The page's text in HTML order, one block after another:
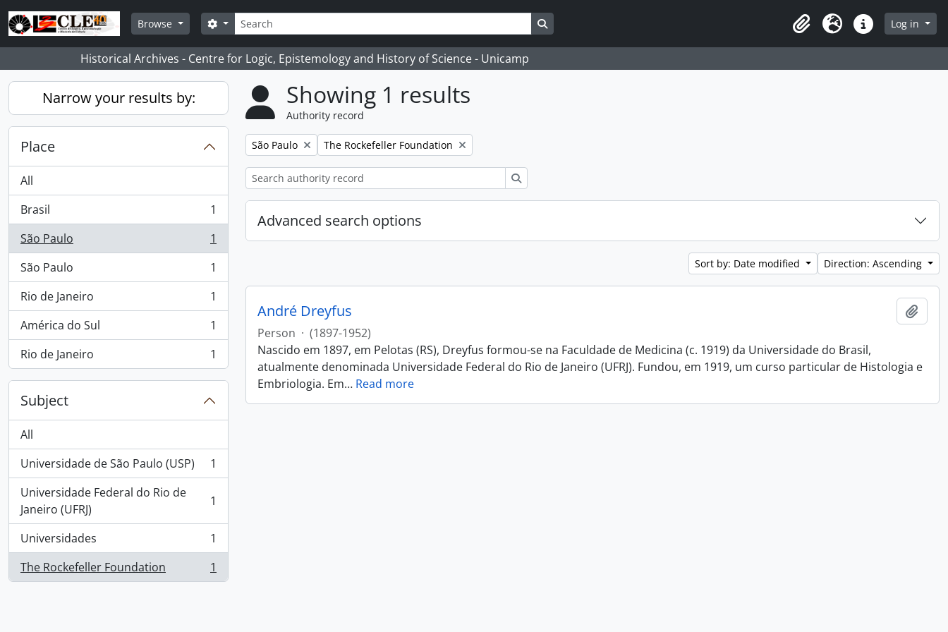
Skip to main content
Browse
Search
Search options
ClipboardLanguageQuick linksLog in
Historical Archives - Centre for Logic, Epistemology and History of Science - Unicamp
Narrow your results by:
Place
All
Brasil
, 1 results
1
São Paulo
, 1 results
1
São Paulo
, 1 results
1
Rio de Janeiro
, 1 results
1
América do Sul
, 1 results
1
Rio de Janeiro
, 1 results 1
Subject
All
Universidade de São Paulo (USP)
, 1 results
1
Universidade Federal do Rio de
Janeiro (UFRJ)
, 1 results 1
Universidades
, 1 results
1
The Rockefeller Foundation
, 1 results 1
Showing 1 results
Authority record
Remove filter:
São Paulo Remove filter:
The Rockefeller Foundation
Advanced search options
Sort by: Date modified Direction: Ascending
André Dreyfus
Person · (1897-1952)
Nascido em 1897, em Pelotas (RS), Dreyfus formou-se na Faculdade de Medicina (c. 1919) da Universidade do Brasil,
atualmente denominada Universidade Federal do Rio de Janeiro (UFRJ). Fundou, em 1919, um curso particular de Histologia e
Embriologia. Em… Read more